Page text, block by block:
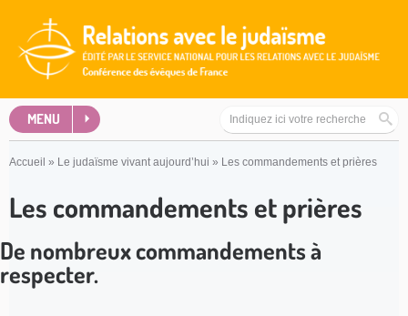
MENU
Accueil » Le judaïsme vivant aujourd’hui » Les commandements et prières
Les commandements et prières
De nombreux commandements à
respecter.